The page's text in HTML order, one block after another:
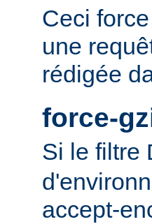
Ceci
une
rédigée
force-
Si le filtre
accept-